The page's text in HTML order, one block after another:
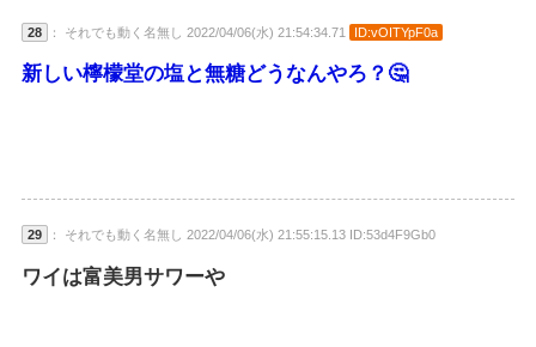
28 ： それでも動く名無し 2022/04/06(水) 21:54:34.71 ID:vOITYpF0a
新しい檸檬堂の塩と無糖どうなんやろ？🤔
29 ： それでも動く名無し 2022/04/06(水) 21:55:15.13 ID:53d4F9Gb0
ワイは富美男サワーや